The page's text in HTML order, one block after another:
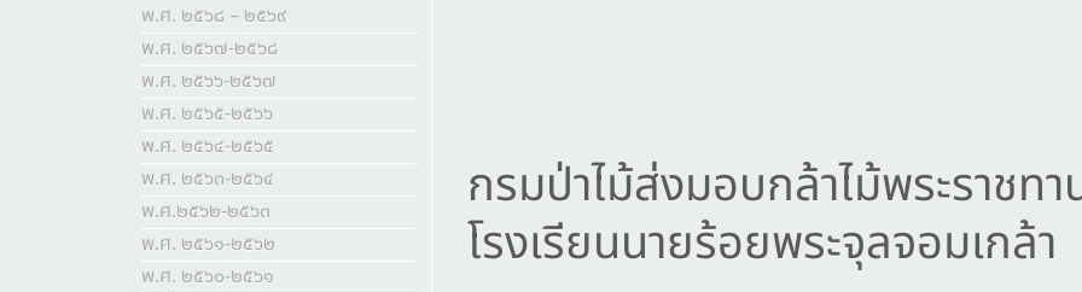
พ.ศ. ๒๕๖๘ – ๒๕๖๙
พ.ศ. ๒๕๖๗-๒๕๖๘
พ.ศ. ๒๕๖๖-๒๕๖๗
พ.ศ. ๒๕๖๕-๒๕๖๖
พ.ศ. ๒๕๖๔-๒๕๖๕
พ.ศ. ๒๕๖๓-๒๕๖๔
พ.ศ.๒๕๖๒-๒๕๖๓
พ.ศ. ๒๕๖๑-๒๕๖๒
พ.ศ. ๒๕๖๐-๒๕๖๑
กรมป่าไม้ส่งมอบกล้าไม้พระราชท
โรงเรียนนายร้อยพระจุลจอมเกล้า